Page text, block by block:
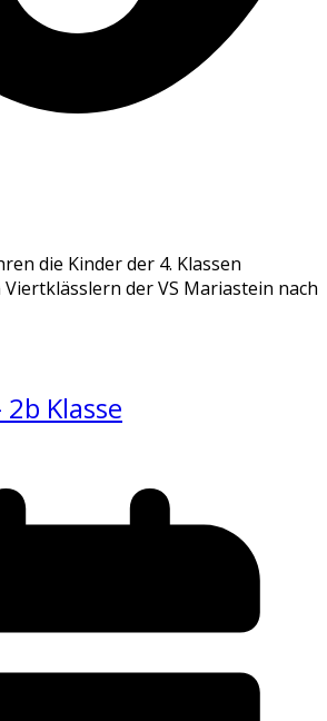
die Kinder der 4. Klassen
der VS Mariastein nach
Klasse